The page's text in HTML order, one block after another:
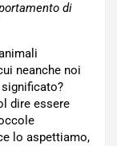
di
neanche noi
dire essere
lo aspettiamo,